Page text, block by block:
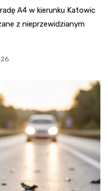
A4 w kierunku Katowic
z nieprzewidzianym